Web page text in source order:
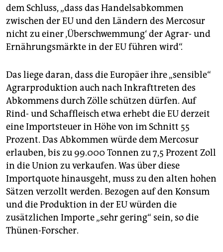
dem Schluss, „dass das Handelsabkommen
zwischen der EU und den Ländern des Mercosur
nicht zu einer ‚Überschwemmung‘ der Agrar- und
Ernährungsmärkte in der EU führen wird“.
Das liege daran, dass die Europäer ihre „sensible“
Agrarproduktion auch nach Inkrafttreten des
Abkommens durch Zölle schützen dürfen. Auf
Rind- und Schaffleisch etwa erhebt die EU derzeit
eine Importsteuer in Höhe von im Schnitt 55
Prozent. Das Abkommen würde dem Mercosur
erlauben, bis zu 99.000 Tonnen zu 7,5 Prozent Zoll
in die Union zu verkaufen. Was über diese
Importquote hinausgeht, muss zu den alten hohen
Sätzen verzollt werden. Bezogen auf den Konsum
und die Produktion in der EU würden die
zusätzlichen Importe „sehr gering“ sein, so die
Thünen-Forscher.